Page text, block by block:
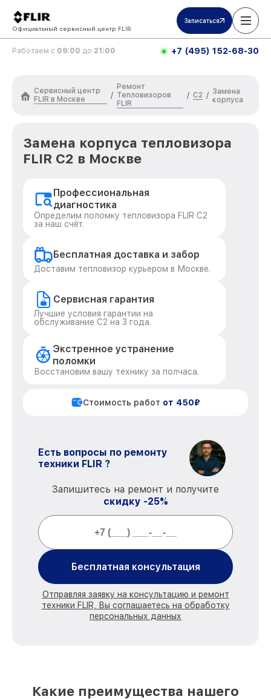
Официальный сервисный центр FLIR
Записаться
Работаем с 09:00 до 21:00 +7 (495) 152-68-30
Сервисный центр
FLIR в Москве
/
Ремонт
Тепловизоров
FLIR
/ C2 / Замена
корпуса
Замена корпуса тепловизора
FLIR C2 в Москве
Профессиональная
диагностика
Определим поломку тепловизора FLIR C2
за наш счёт.
Бесплатная доставка и забор
Доставим тепловизор курьером в Москве.
Сервисная гарантия
Лучшие условия гарантии на
обслуживание C2 на 3 года.
Экстренное устранение
поломки
Восстановим вашу технику за полчаса.
Стоимость работ от 450₽
Есть вопросы по ремонту
техники FLIR ?
Запишитесь на ремонт и получите
скидку -25%
Бесплатная консультация
Отправляя заявку на консультацию и ремонт
техники FLIR, Вы соглашаетесь на обработку
персональных данных
Какие преимущества нашего